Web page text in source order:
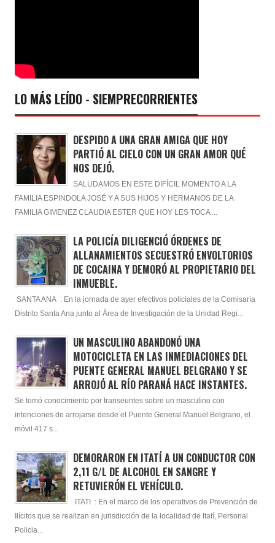
LO MÁS LEÍDO - SIEMPRECORRIENTES
DESPIDO A UNA GRAN AMIGA QUE HOY
PARTIÓ AL CIELO CON UN GRAN AMOR QUÉ
NOS DEJÓ.
SALUDAMOS EN ESTE DIFÍCIL MOMENTO A LA
FAMILIA ESPINDOLA JOSÉ Y A SUS HIJOS Y HERMANOS DE LA
FAMILIA GIMENEZ CLAUDIA ESTER QUE HOY LES TOCA ...
LA POLICÍA DILIGENCIÓ ÓRDENES DE
ALLANAMIENTOS SECUESTRÓ ENVOLTORIOS
DE COCAINA Y DEMORÓ AL PROPIETARIO DEL
INMUEBLE.
SANTA ANA : En la jornada de ayer efectivos policiales de la Comisaría
Distrito Santa Ana junto al Área de Investigación de la Unidad Regi...
UN MASCULINO ABANDONÓ UNA
MOTOCICLETA EN LAS INMEDIACIONES DEL
PUENTE GENERAL MANUEL BELGRANO Y SE
ARROJÓ AL RÍO PARANÁ HACE INSTANTES.
Se tomó conocimiento por transeuntes sobre un masculino con
intenciones de arrojarse desde el Puente General Manuel Belgrano, el
móvil 417 s...
DEMORARON EN ITATÍ A UN CONDUCTOR CON
2,11 G/L DE ALCOHOL EN SANGRE Y
RETUVIERÓN EL VEHÍCULO.
ITATI : En el marco de los operativos de Prevención de
Ilícitos que se realizan en jurisdicción de la localidad de Itatí, Personal
Policia...